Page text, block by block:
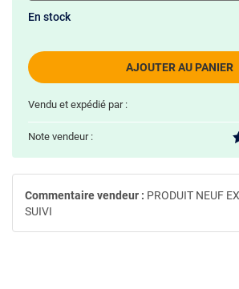
AJOUTER AU PANIER
En stock
Vendu et expédié par :
Note vendeur :
Commentaire vendeur : PRODUIT NEUF
SUIVI